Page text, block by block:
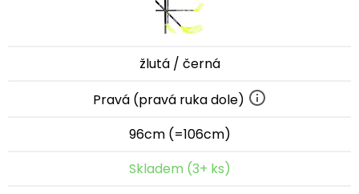
žlutá / černá
Pravá (pravá ruka dole)
96cm (=106cm)
Skladem (3+ ks)